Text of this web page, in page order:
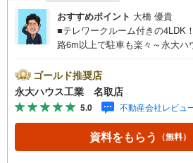
おすすめポイント 大橋 優貴
■テレワークルーム付きの4LDK
路6m以上で駐車も楽々～永大
みを大きく2つに分けてご紹介！
建・マンション・土地…と種別
ております。さらに教育施設や
政などの地域情報を総合し、お
していただけるよう、しっかり
ます。2.＜経験豊富なスタッフ
ゴールド推奨店
永大ハウス工業 名取店
5.0 不動産会社レビュ
資料をもらう （無料）